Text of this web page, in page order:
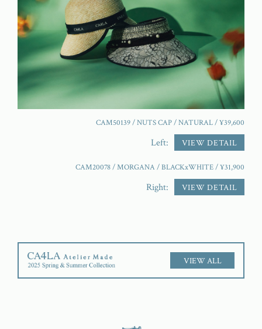
CAM50139 / NUTS CAP / NATURAL / ¥39,600
Left: VIEW DETAIL
CAM20078 / MORGANA / BLACKxWHITE / ¥31,900
Right: VIEW DETAIL
VIEW ALL